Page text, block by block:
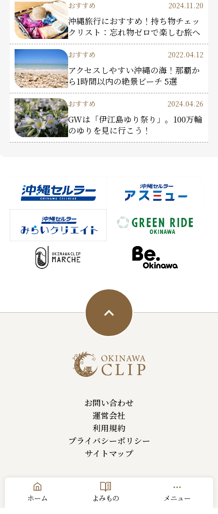
おすすめ 2024.11.20
沖縄旅行におすすめ！持ち物チェッ
クリスト：忘れ物ゼロで楽しむ旅へ
おすすめ 2022.04.12
アクセスしやすい沖縄の海！那覇か
ら1時間以内の絶景ビーチ 5選
おすすめ 2024.04.26
GWは「伊江島ゆり祭り」。100万輪
のゆりを見に行こう！
ホーム よみもの メニュー
お問い合わせ
運営会社
利用規約
プライバシーポリシー
サイトマップ